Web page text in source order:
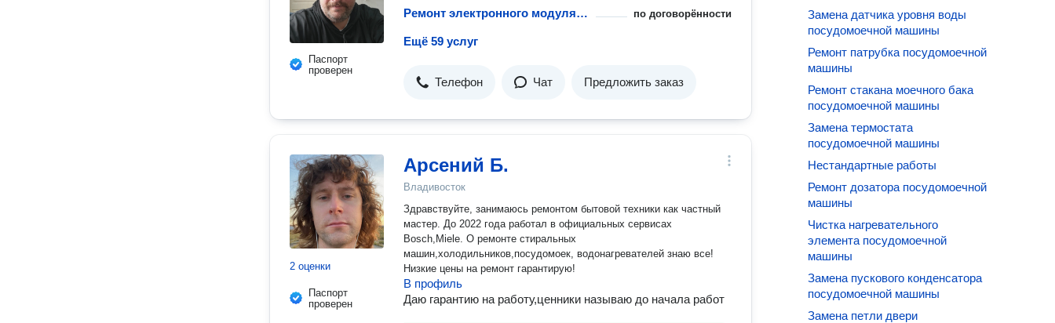
Паспорт
проверен
Ремонт электронного модуля управления посудомоечной машины по договорённости
Ещё 59 услуг
Телефон Чат Предложить заказ
2 оценки
Паспорт
проверен
Арсений Б.
Владивосток
Здравствуйте, занимаюсь ремонтом бытовой техники как частный
мастер. До 2022 года работал в официальных сервисах
Bosch,Miele. О ремонте стиральных
машин,холодильников,посудомоек, водонагревателей знаю все!
Низкие цены на ремонт гарантирую!
В профиль
Даю гарантию на работу,ценники называю до начала работ
Замена датчика уровня воды
посудомоечной машины
Ремонт патрубка посудомоечной
машины
Ремонт стакана моечного бака
посудомоечной машины
Замена термостата
посудомоечной машины
Нестандартные работы
Ремонт дозатора посудомоечной
машины
Чистка нагревательного
элемента посудомоечной
машины
Замена пускового конденсатора
посудомоечной машины
Замена петли двери